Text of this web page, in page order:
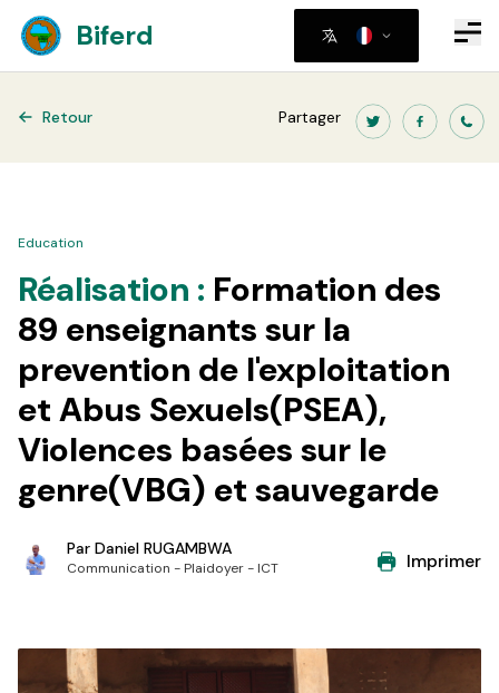
Biferd
Retour Partager
Education
Réalisation : Formation des
89 enseignants sur la
prevention de l'exploitation
et Abus Sexuels(PSEA),
Violences basées sur le
genre(VBG) et sauvegarde
Par Daniel RUGAMBWA
Communication - Plaidoyer - ICT Imprimer